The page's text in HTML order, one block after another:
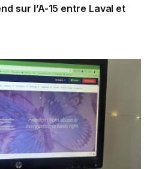
sur l’A-15 entre Laval et